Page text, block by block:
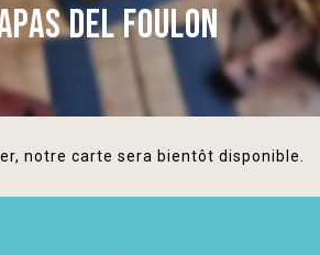
DEL FOULON
notre carte sera bientôt disponible.